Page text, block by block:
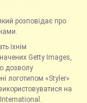
розповідає про
їхнім
Getty Images,
дозволу
логотипом «Styler»
на